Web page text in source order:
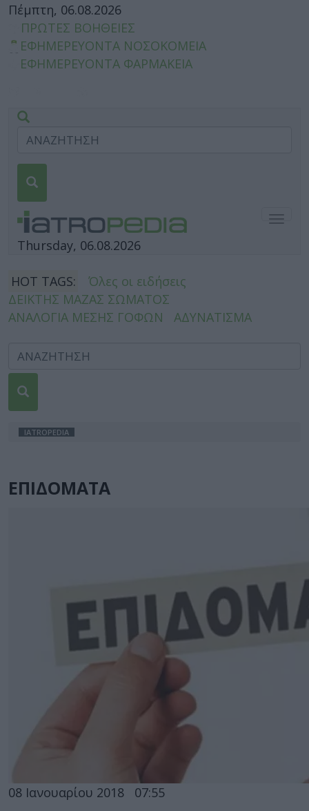
Πέμπτη, 06.08.2026
ΠΡΩΤΕΣ ΒΟΗΘΕΙΕΣ
ΕΦΗΜΕΡΕΥΟΝΤΑ ΝΟΣΟΚΟΜΕΙΑ
ΕΦΗΜΕΡΕΥΟΝΤΑ ΦΑΡΜΑΚΕΙΑ
Thursday, 06.08.2026
HOT TAGS:
Όλες οι ειδήσεις
ΔΕΙΚΤΗΣ ΜΑΖΑΣ ΣΩΜΑΤΟΣ
ΑΝΑΛΟΓΙΑ ΜΕΣΗΣ ΓΟΦΩΝ
ΑΔΥΝΑΤΙΣΜΑ
IATROPEDIA
ΕΠΙΔΟΜΑΤΑ
08 Ιανουαρίου 2018 07:55